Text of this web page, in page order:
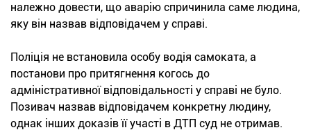
належно довести, що аварію спричинила саме людина,
яку він назвав відповідачем у справі.
Поліція не встановила особу водія самоката, а
постанови про притягнення когось до
адміністративної відповідальності у справі не було.
Позивач назвав відповідачем конкретну людину,
однак інших доказів її участі в ДТП суд не отримав.